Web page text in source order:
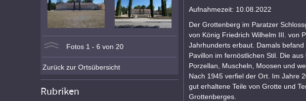
Aufnahmezeit: 10.08.2022
Der Grottenberg im Paratzer
von König Friedrich Wilhelm III. von
Jahrhunderts erbaut. Damals
Pavillon im fernöstlichen Stil. Die
Porzellan, Muscheln, Moosen und
Nach 1945 verfiel der Ort. Im Jahre
gut erhaltene Teile von Grotte und
Grottenberges.
Fotos 1 - 6 von 20
Zurück zur Ortsübersicht
Rubriken